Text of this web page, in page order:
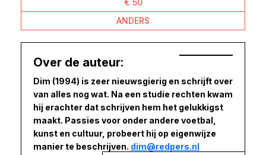
€ 50
ANDERS
Over de auteur:
Dim (1994) is zeer nieuwsgierig en schrijft over
van alles nog wat. Na een studie rechten kwam
hij erachter dat schrijven hem het gelukkigst
maakt. Passies voor onder andere voetbal,
kunst en cultuur, probeert hij op eigenwijze
manier te beschrijven. dim@redpers.nl